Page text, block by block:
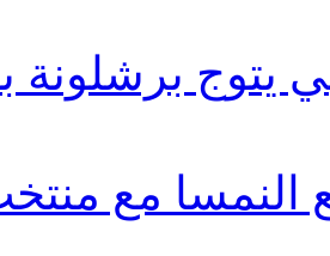
برشلونة
النمسا مع